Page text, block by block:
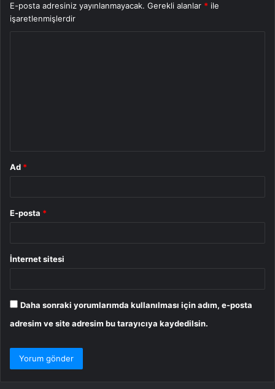
E-posta adresiniz yayınlanmayacak. Gerekli alanlar * ile
işaretlenmişlerdir
Ad *
E-posta *
İnternet sitesi
Daha sonraki yorumlarımda kullanılması için adım, e-posta
adresim ve site adresim bu tarayıcıya kaydedilsin.